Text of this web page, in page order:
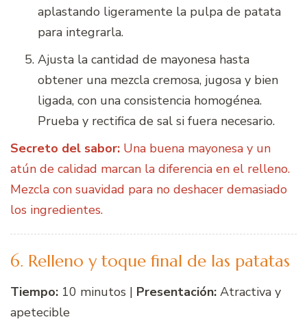
aplastando ligeramente la pulpa de patata
para integrarla.
Ajusta la cantidad de mayonesa hasta
obtener una mezcla cremosa, jugosa y bien
ligada, con una consistencia homogénea.
Prueba y rectifica de sal si fuera necesario.
Secreto del sabor: Una buena mayonesa y un
atún de calidad marcan la diferencia en el relleno.
Mezcla con suavidad para no deshacer demasiado
los ingredientes.
6. Relleno y toque final de las patatas
Tiempo: 10 minutos | Presentación: Atractiva y
apetecible